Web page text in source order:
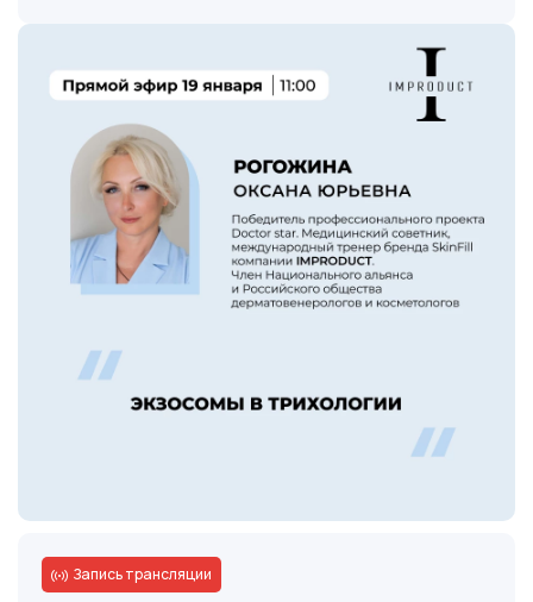
Открыть
Запись трансляции